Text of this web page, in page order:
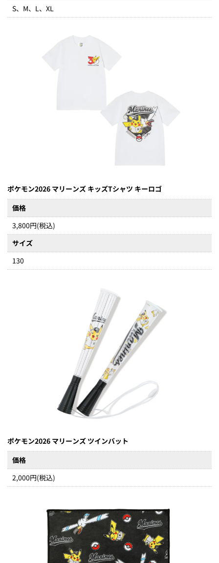
S、M、L、XL
ポケモン2026 マリーンズ キッズTシャツ キーロゴ
価格
3,800円(税込)
サイズ
130
ポケモン2026 マリーンズ ツインバット
価格
2,000円(税込)